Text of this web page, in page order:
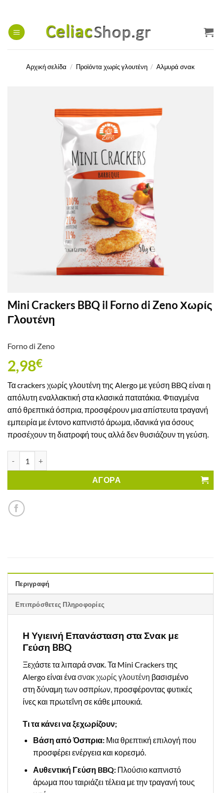
περιεχόμενο
Αρχική σελίδα / Προϊόντα χωρίς γλουτένη / Αλμυρά σνακ
Mini Crackers BBQ il Forno di Zeno Χωρίς
Γλουτένη
Forno di Zeno
2,98€
Τα crackers χωρίς γλουτένη της Alergo με γεύση BBQ είναι η
απόλυτη εναλλακτική στα κλασικά πατατάκια. Φτιαγμένα
από θρεπτικά όσπρια, προσφέρουν μια απίστευτα τραγανή
εμπειρία με έντονο καπνιστό άρωμα, ιδανικά για όσους
προσέχουν τη διατροφή τους αλλά δεν θυσιάζουν τη γεύση.
ΑΓΟΡΑ
Περιγραφή
Επιπρόσθετες Πληροφορίες
Η Υγιεινή Επανάσταση στα Σνακ με
Γεύση BBQ
Ξεχάστε τα λιπαρά σνακ. Τα Mini Crackers της
Alergo είναι ένασνακ χωρίς γλουτένη βασισμένο
στη δύναμη των οσπρίων, προσφέροντας φυτικές
ίνες και πρωτεΐνη σε κάθε μπουκιά.
Τι τα κάνει να ξεχωρίζουν;
Βάση από Όσπρια:Μια θρεπτική επιλογή που
προσφέρει ενέργεια και κορεσμό.
Αυθεντική Γεύση BBQ:Πλούσιο καπνιστό
άρωμα που ταιριάζει τέλεια με την τραγανή τους